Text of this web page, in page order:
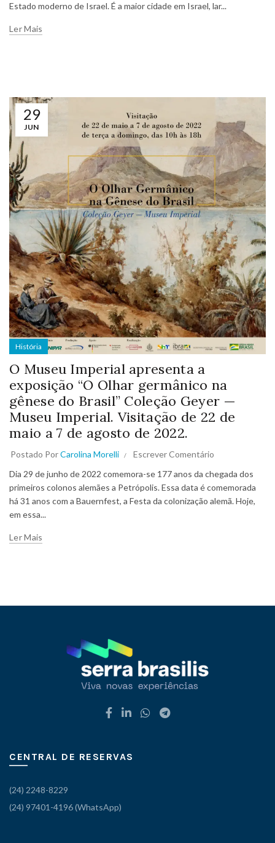
Estado moderno de Israel. É a maior cidade em Israel, lar...
Ler Mais
29
JUN
História
O Museu Imperial apresenta a
exposição “O Olhar germânico na
gênese do Brasil” Coleção Geyer —
Museu Imperial. Visitação de 22 de
maio a 7 de agosto de 2022.
Postado PorCarolina Morelli
Escrever Comentário
Dia 29 de junho de 2022 comemora-se 177 anos da chegada dos
primeiros colonos alemães a Petrópolis. Essa data é comemorada
há 31 anos com a Bauernfest, a Festa da colonização alemã. Hoje,
em essa...
Ler Mais
CENTRAL DE RESERVAS
(24) 2248-8229
(24) 97401-4196 (WhatsApp)